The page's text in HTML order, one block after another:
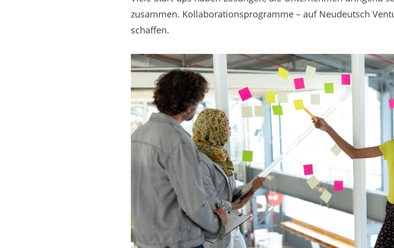
zusammen. Kollaborationsprogramme – auf Neudeutsch
schaffen.